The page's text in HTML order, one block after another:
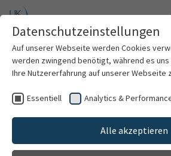
Zum Hauptinhalt springen
Patienten & Besucher
Kliniken & Institute
PD Dr. med. Inga
Datenschutzeinstellungen
Auf unserer Webseite werden Cookies
werden zwingend benötigt, während es
Ihre Nutzererfahrung auf unserer Webseite
Essentiell Analytics &
Alle akzeptieren